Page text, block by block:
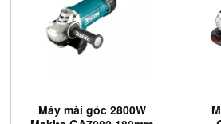
Máy mài góc 2800W